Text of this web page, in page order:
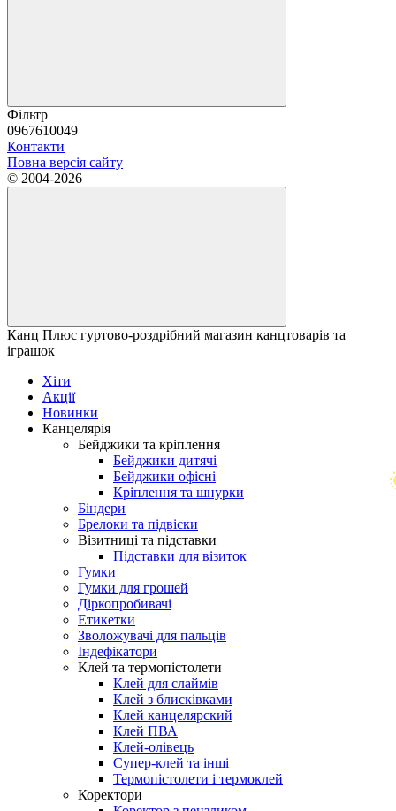
Фільтр
0967610049
Контакти
Повна версія сайту
© 2004-2026
Канц Плюс гуртово-роздрібний магазин канцтоварів та
іграшок
Хіти
Акції
Новинки
Канцелярія
Бейджики та кріплення
Бейджики дитячі
Бейджики офісні
Кріплення та шнурки
Біндери
Брелоки та підвіски
Візитниці та підставки
Підставки для візиток
Гумки
Гумки для грошей
Діркопробивачі
Етикетки
Зволожувачі для пальців
Індефікатори
Клей та термопістолети
Клей для слаймів
Клей з блисківками
Клей канцелярский
Клей ПВА
Клей-олівець
Супер-клей та інші
Термопістолети і термоклей
Коректори